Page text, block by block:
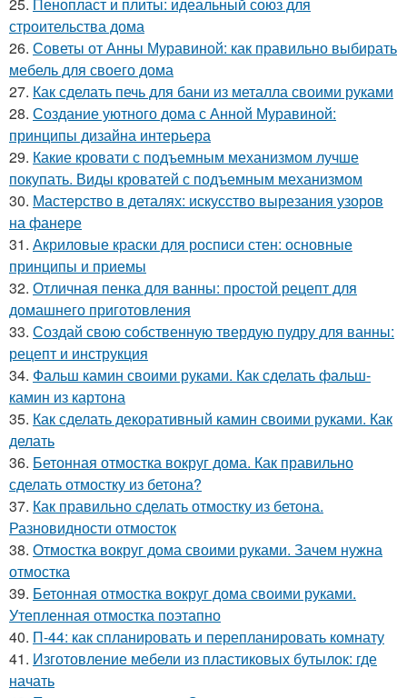
строительства дома
26. Советы от Анны Муравиной: как правильно выбирать
мебель для своего дома
27. Как сделать печь для бани из металла своими руками
28. Создание уютного дома с Анной Муравиной:
принципы дизайна интерьера
29. Какие кровати с подъемным механизмом лучше
покупать. Виды кроватей с подъемным механизмом
30. Мастерство в деталях: искусство вырезания узоров
на фанере
31. Акриловые краски для росписи стен: основные
принципы и приемы
32. Отличная пенка для ванны: простой рецепт для
домашнего приготовления
33. Создай свою собственную твердую пудру для ванны:
рецепт и инструкция
34. Фальш камин своими руками. Как сделать фальш-
камин из картона
35. Как сделать декоративный камин своими руками. Как
делать
36. Бетонная отмостка вокруг дома. Как правильно
сделать отмостку из бетона?
37. Как правильно сделать отмостку из бетона.
Разновидности отмосток
38. Отмостка вокруг дома своими руками. Зачем нужна
отмостка
39. Бетонная отмостка вокруг дома своими руками.
Утепленная отмостка поэтапно
40. П-44: как спланировать и перепланировать комнату
41. Изготовление мебели из пластиковых бутылок: где
начать